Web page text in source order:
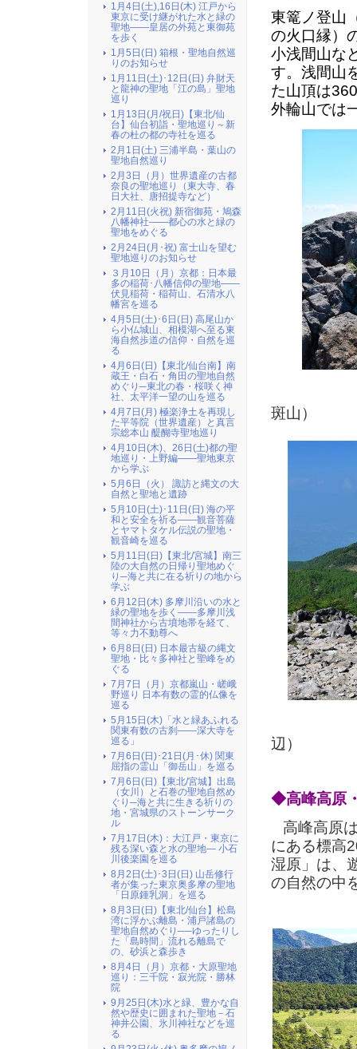
東篭ノ登山
の火口縁）
小浅間山な
す。浅間山
た山頂は
外輪山では
斑山）
辺）
◆高峰高原
高峰高原
にある標高
湿原」は、
の自然の中
1月4日(土),16日(木) 江戸から
東京に受け継がれた水と緑の
聖地――皇居の外苑と東御苑
を歩く
1月5日(日) 箱根・聖地自然巡
りのお知らせ
1月11日(土)･12日(日) 弁財天
と龍神の聖地「江の島」聖地
巡り
1月13日(月/祝日)【東北/仙
台】仙台初詣・聖地巡り～新
春の杜の都の寺社を巡る
2月1日(土) 三浦半島・葉山の
聖地自然巡り
2月3日（月）世界遺産の古都
奈良の聖地巡り（東大寺、春
日大社、唐招提寺など）
2月11日(火祝) 新宿御苑・鳩森
八幡神社――都心の水と緑の
聖地をめぐる
2月24日(月･祝) 富士山を望む
聖地巡りのお知らせ
３月10日（月）京都：日本最
多の稲荷･八幡信仰の聖地――
伏見稲荷・稲荷山、石清水八
幡宮を巡る
4月5日(土)･6日(日) 高尾山か
ら小仏城山、相模湖へ至る東
海自然歩道の信仰・自然を巡
る
4月6日(日)【東北/仙台南】南
蔵王・白石・角田の聖地自然
めぐり─東北の春・桜咲く神
社、太平洋一望の山を巡る
4月7日(月) 極楽浄土を再現し
た平等院（世界遺産）と真言
宗総本山 醍醐寺聖地巡り
4月10日(木)、26日(土)都の聖
地巡り・上野編――聖地東京
から学ぶ
5月6日（火） 諏訪と縄文の大
自然と聖地と遺跡
5月10日(土)･11日(日) 海の平
和と安全を祈る――観音菩薩
とヤマトタケル伝説の聖地・
観音崎を巡る
5月11日(日)【東北/宮城】南三
陸の大自然の日帰り聖地めぐ
り─海と共に在る祈りの地から
学ぶ
6月12日(木) 多摩川沿いの水と
緑の聖地を歩く――多摩川浅
間神社から古墳地帯を経て、
等々力不動尊へ
6月8日(日) 日本最古級の縄文
聖地・比々多神社と聖峰をめ
ぐる
7月7日（月）京都嵐山・嵯峨
野巡り 日本有数の霊的仏像を
巡る
5月15日(木)「水と緑あふれる
関東有数の古刹――深大寺を
巡る」
7月6日(日)･21日(月･休) 関東
屈指の霊山「御岳山」を巡る
7月6日(日)【東北/宮城】出島
（女川）と石巻の聖地自然め
ぐり─海と共に生きる祈りの
地・宮城県のストーンサーク
ル
7月17日(木)：大江戸・東京に
残る深い森と水の聖地― 小石
川後楽園を巡る
8月2日(土)･3日(日) 山岳修行
者が集った東京奥多摩の聖地
「日原鍾乳洞」を巡る
8月3日(日)【東北/仙台】松島
湾に浮かぶ離島・浦戸諸島の
聖地自然めぐり──ゆったりし
た「島時間」流れる離島で
の、砂浜と森歩き
8月4日（月）京都・大原聖地
巡り：三千院・寂光院・勝林
院
9月25日(木)水と緑、豊かな自
然や歴史に囲まれた聖地－石
神井公園、氷川神社などを巡
る